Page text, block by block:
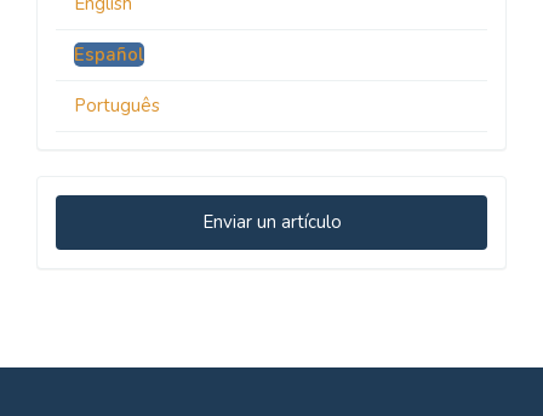
Español
Português
Enviar
un
Enviar un artículo